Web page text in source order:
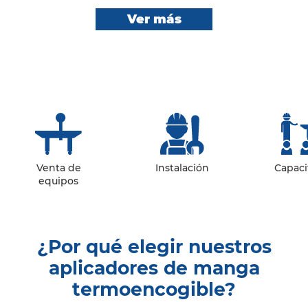
Ver más
Venta de
equipos
Instalación
¿Por qué elegir nuestros
aplicadores de manga
termoencogible?